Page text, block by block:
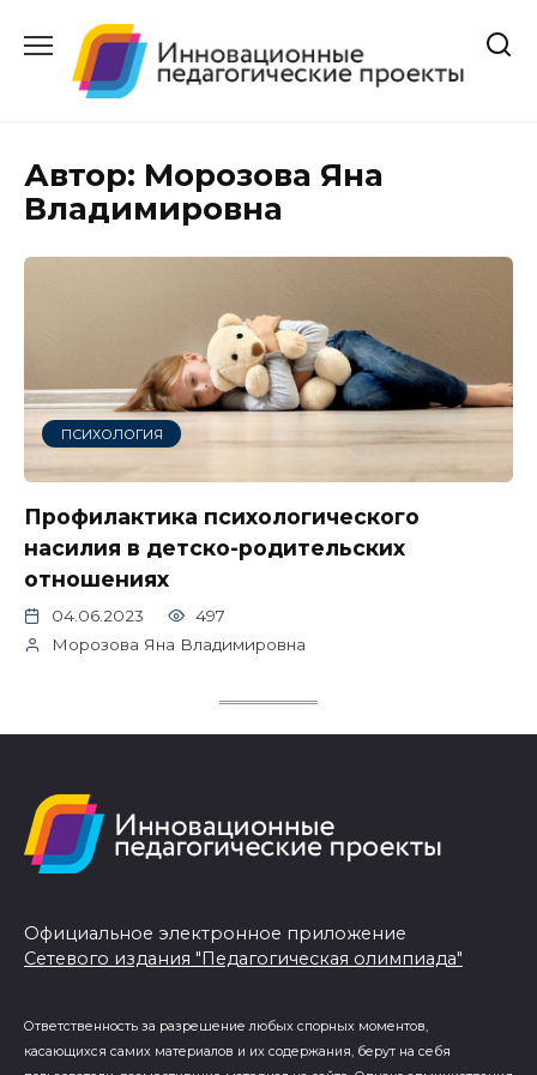
содержанию
Автор: Морозова Яна
Владимировна
ПСИХОЛОГИЯ
Профилактика психологического
насилия в детско-родительских
отношениях
04.06.2023
497
Морозова Яна Владимировна
Официальное электронное приложение
Сетевого издания "Педагогическая олимпиада"
Ответственность за разрешение любых спорных моментов,
касающихся самих материалов и их содержания, берут на себя